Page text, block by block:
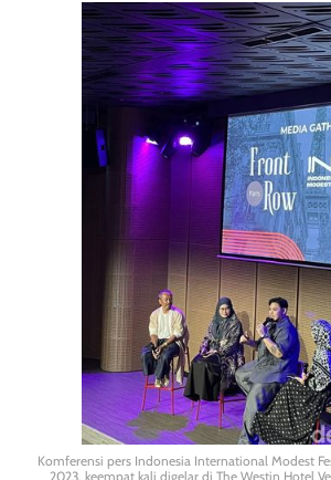
Komferensi pers Indonesia International Modest
2023, keempat kali digelar di The Westin Hotel